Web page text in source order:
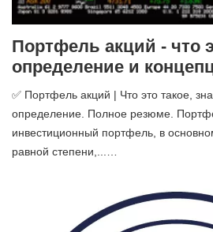
Портфель акций - что
определение и
✅ Портфель акций | Что это такое,
определение. Полное резюме.
инвестиционный портфель, в
равной степени,...…